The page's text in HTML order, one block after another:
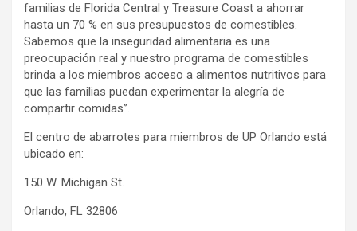
familias de Florida Central y Treasure Coast a ahorrar
hasta un 70 % en sus presupuestos de comestibles.
Sabemos que la inseguridad alimentaria es una
preocupación real y nuestro programa de comestibles
brinda a los miembros acceso a alimentos nutritivos para
que las familias puedan experimentar la alegría de
compartir comidas”.
El centro de abarrotes para miembros de UP Orlando está
ubicado en:
150 W. Michigan St.
Orlando, FL 32806